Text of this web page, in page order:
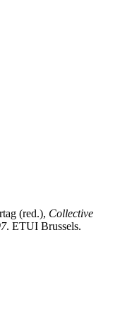
(red.), Collective
. ETUI Brussels.